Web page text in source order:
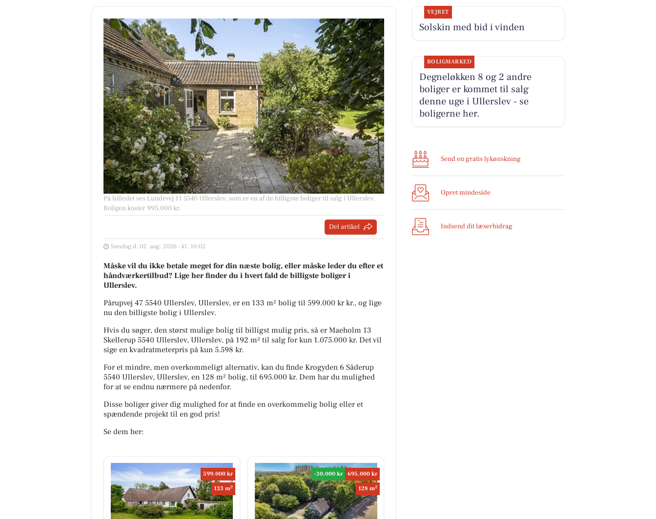
På billedet ses Lundevej 11 5540 Ullerslev, som er en af de billigste boliger til salg i Ullerslev.
Boligen koster 995.000 kr.
Del artikel
Søndag d. 02. aug. 2026 - kl. 10:02
Måske vil du ikke betale meget for din næste bolig, eller måske leder du efter et
håndværkertilbud? Lige her finder du i hvert fald de billigste boliger i
Ullerslev.
Pårupvej 47 5540 Ullerslev, Ullerslev, er en 133 m² bolig til 599.000 kr kr., og lige
nu den billigste bolig i Ullerslev.
Hvis du søger, den størst mulige bolig til billigst mulig pris, så er Maeholm 13
Skellerup 5540 Ullerslev, Ullerslev, på 192 m² til salg for kun 1.075.000 kr. Det vil
sige en kvadratmeterpris på kun 5.598 kr.
For et mindre, men overkommeligt alternativ, kan du finde Krogyden 6 Såderup
5540 Ullerslev, Ullerslev, en 128 m² bolig, til 695.000 kr. Dem har du mulighed
for at se endnu nærmere på nedenfor.
Disse boliger giver dig mulighed for at finde en overkommelig bolig eller et
spændende projekt til en god pris!
Se dem her:
599.000 kr
133 m2
-30.000 kr
695.000 kr
128 m2
VEJRET
Solskin med bid i vinden
BOLIGMARKED
Degneløkken 8 og 2 andre
boliger er kommet til salg
denne uge i Ullerslev - se
boligerne her.
Send en gratis lykønskning
Opret mindeside
Indsend dit læserbidrag